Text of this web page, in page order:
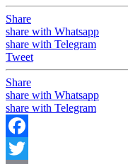
Share
share with Whatsapp
share with Telegram
Tweet
Share
share with Whatsapp
share with Telegram
Facebook